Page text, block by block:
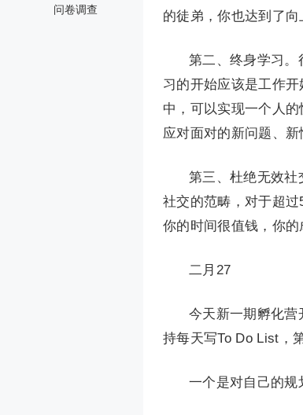
问卷调查
的徒弟，你也达到了
第二、终身学习。
习的开始应该是工作
中，可以实现一个人
应对面对的新问题、
第三、杜绝无效社
社交的范畴，对于超
你的时间很值钱，你的
二月27
今天新一期孵化营
持每天写To Do List，
一个是对自己的规